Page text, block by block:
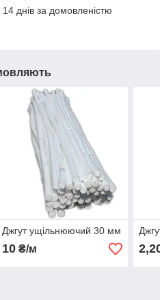
днів за домовленістю
Джгут ущільнюючий 30 мм
10₴/м